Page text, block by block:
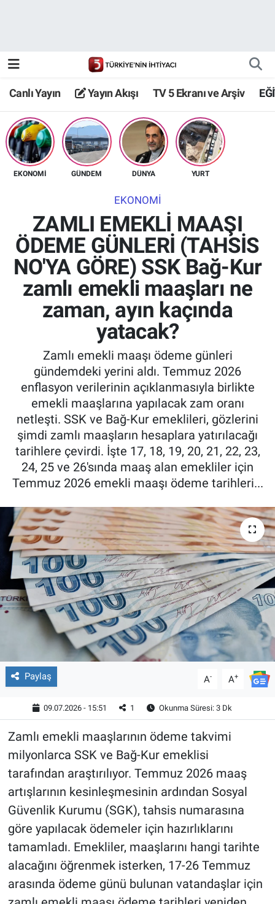
Canlı Yayın Yayın Akışı TV 5 Ekranı ve Arşiv
EKONOMİ GÜNDEM DÜNYA YURT
EKONOMİ
ZAMLI EMEKLİ MAAŞI
ÖDEME GÜNLERİ (TAHSİS
NO'YA GÖRE) SSK Bağ-Kur
zamlı emekli maaşları ne
zaman, ayın kaçında
yatacak?
Zamlı emekli maaşı ödeme günleri
gündemdeki yerini aldı. Temmuz 2026
enflasyon verilerinin açıklanmasıyla birlikte
emekli maaşlarına yapılacak zam oranı
netleşti. SSK ve Bağ-Kur emeklileri, gözlerini
şimdi zamlı maaşların hesaplara yatırılacağı
tarihlere çevirdi. İşte 17, 18, 19, 20, 21, 22, 23,
24, 25 ve 26'sında maaş alan emekliler için
Temmuz 2026 emekli maaşı ödeme tarihleri...
Paylaş A- A+
09.07.2026 - 15:51 1 Okunma Süresi: 3 Dk
Zamlı emekli maaşlarının ödeme takvimi
milyonlarca SSK ve Bağ-Kur emeklisi
tarafından araştırılıyor. Temmuz 2026 maaş
artışlarının kesinleşmesinin ardından Sosyal
Güvenlik Kurumu (SGK), tahsis numarasına
göre yapılacak ödemeler için hazırlıklarını
tamamladı. Emekliler, maaşlarını hangi tarihte
alacağını öğrenmek isterken, 17-26 Temmuz
arasında ödeme günü bulunan vatandaşlar için
TV 5 Ekranı ve Arşiv